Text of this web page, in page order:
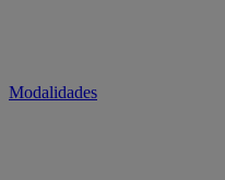
Modalidades